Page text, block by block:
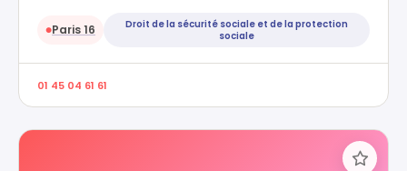
●Paris 16
Droit de la sécurité sociale et de la protection
sociale
01 45 04 61 61